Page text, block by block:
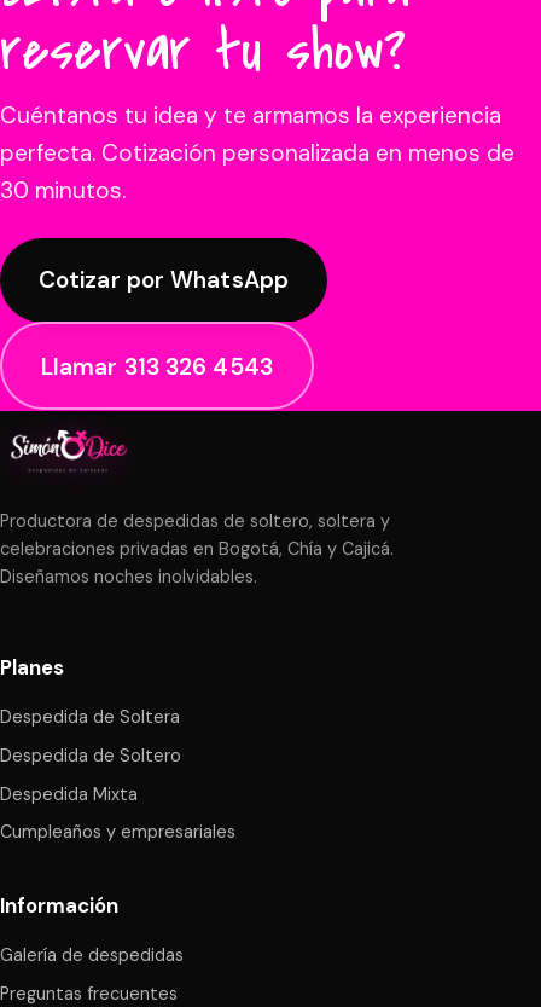
reservar tu show?
Cuéntanos tu idea y te armamos la experiencia
perfecta. Cotización personalizada en menos de
30 minutos.
Cotizar por WhatsApp
Llamar 313 326 4543
Productora de despedidas de soltero, soltera y
celebraciones privadas en Bogotá, Chía y Cajicá.
Diseñamos noches inolvidables.
Planes
Despedida de Soltera
Despedida de Soltero
Despedida Mixta
Cumpleaños y empresariales
Información
Galería de despedidas
Preguntas frecuentes